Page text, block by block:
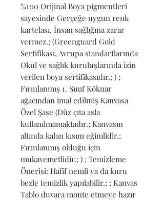
%100 Orijinal Boya pigmentleri
sayesinde Gerçeğe uygun renk
kartelası, İnsan sağlığına zarar
vermez.; (Greenguard Gold
Sertifikası, Avrupa standartlarında
Okul ve sağlık kuruluşlarında izin
verilen boya sertifikasıdır.; ) ;
Fırınlanmış 1. Sınıf Köknar
ağacından imal edilmiş Kanvasa
Özel Şase (Düz çıta asla
kullanılmamaktadır.; Kanvasın
altında kalan kısım eğimlidir.;
Fırınlanmış olduğu için
mukavemetlidir.; ) ; Temizleme
Önerisi: Hafif nemli ya da kuru
bezle temizlik yapılabilir.; ; Kanvas
Tablo duvara monte etmeye hazır